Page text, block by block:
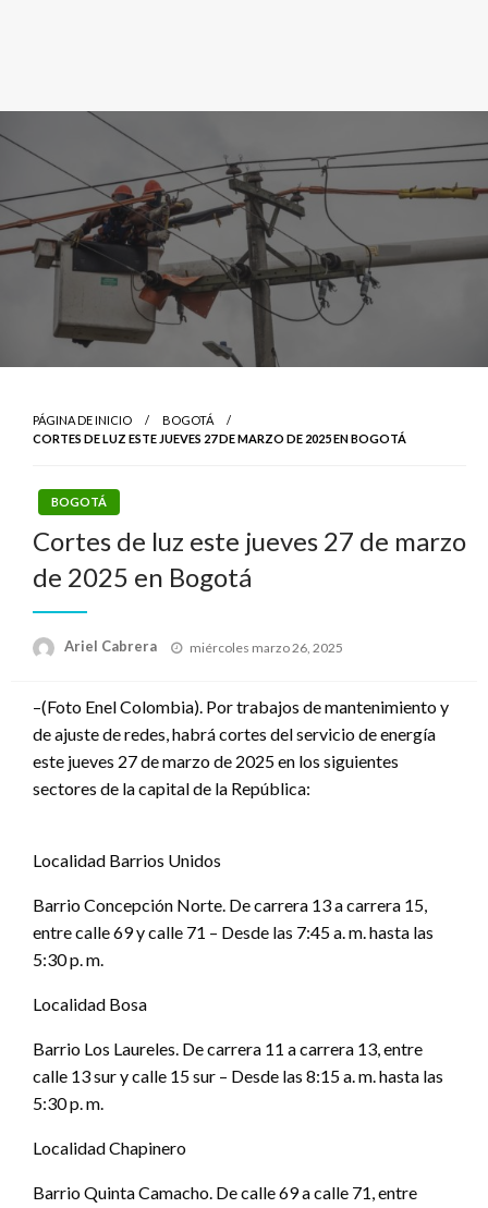
PÁGINA DE INICIO
BOGOTÁ
CORTES DE LUZ ESTE JUEVES 27 DE MARZO DE 2025 EN BOGOTÁ
BOGOTÁ
Cortes de luz este jueves 27 de marzo
de 2025 en Bogotá
Ariel Cabrera
Publicado
miércoles marzo 26, 2025
–(Foto Enel Colombia). Por trabajos de mantenimiento y
de ajuste de redes, habrá cortes del servicio de energía
este jueves 27 de marzo de 2025 en los siguientes
sectores de la capital de la República:
Localidad Barrios Unidos
Barrio Concepción Norte. De carrera 13 a carrera 15,
entre calle 69 y calle 71 – Desde las 7:45 a. m. hasta las
5:30 p. m.
Localidad Bosa
Barrio Los Laureles. De carrera 11 a carrera 13, entre
calle 13 sur y calle 15 sur – Desde las 8:15 a. m. hasta las
5:30 p. m.
Localidad Chapinero
Barrio Quinta Camacho. De calle 69 a calle 71, entre